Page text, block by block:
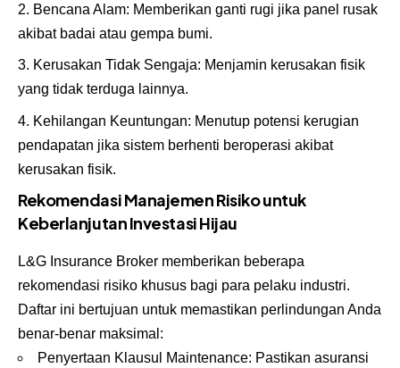
Bencana Alam: Memberikan ganti rugi jika panel rusak
akibat badai atau gempa bumi.
Kerusakan Tidak Sengaja: Menjamin kerusakan fisik
yang tidak terduga lainnya.
Kehilangan Keuntungan: Menutup potensi kerugian
pendapatan jika sistem berhenti beroperasi akibat
kerusakan fisik.
Rekomendasi Manajemen Risiko untuk
Keberlanjutan Investasi Hijau
L&G Insurance Broker memberikan beberapa
rekomendasi risiko khusus bagi para pelaku industri.
Daftar ini bertujuan untuk memastikan perlindungan Anda
benar-benar maksimal:
Penyertaan Klausul Maintenance: Pastikan asuransi